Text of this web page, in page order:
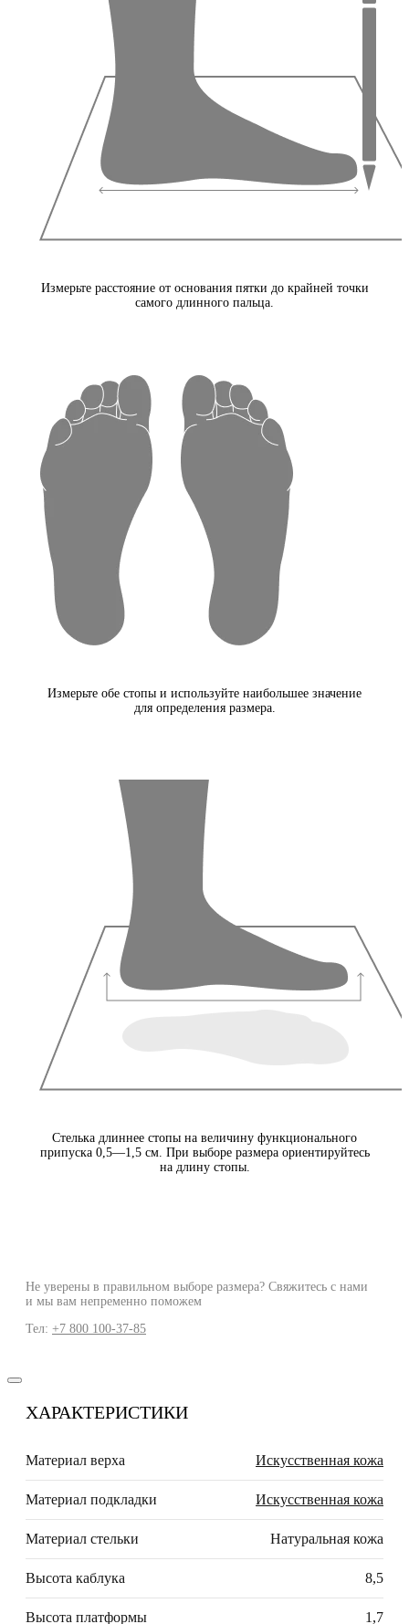
Измерьте расстояние от основания пятки до крайней точки
самого длинного пальца.
Измерьте обе стопы и используйте наибольшее значение
для определения размера.
Стелька длиннее стопы на величину функционального
припуска 0,5—1,5 см. При выборе размера ориентируйтесь
на длину стопы.
Не уверены в правильном выборе размера? Свяжитесь с нами
и мы вам непременно поможем
Тел: +7 800 100-37-85
ХАРАКТЕРИСТИКИ
Материал верха Искусственная кожа
Материал подкладки Искусственная кожа
Материал стельки Натуральная кожа
Высота каблука 8,5
Высота платформы 1,7